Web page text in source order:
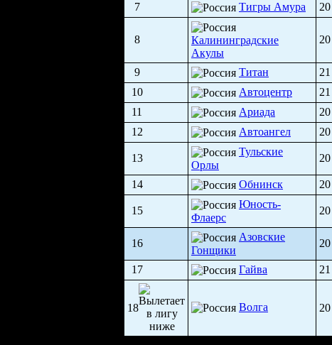
7 Тигры Амура 20
8
Калининградские
Акулы
20
9 Титан 21
10
Автоцентр 21
11
Ариада 20
12
Автоангел 20
13
Тульские
Орлы
20
14 Обнинск 20
15
Юность-
Флаерс
20
16
Азовские
Гонщики
20
17 Гайва 21
18 Волга 20